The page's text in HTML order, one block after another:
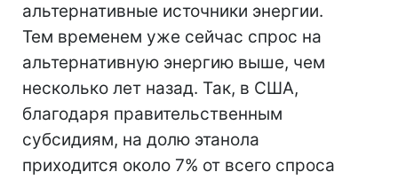
альтернативные источники энергии.
Тем временем уже сейчас спрос на
альтернативную энергию выше, чем
несколько лет назад. Так, в США,
благодаря правительственным
субсидиям, на долю этанола
приходится около 7% от всего спроса